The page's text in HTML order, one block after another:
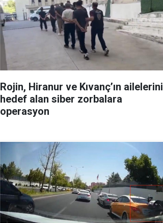
Rojin, Hiranur ve Kıvanç’ın ailelerini
hedef alan siber zorbalara
operasyon